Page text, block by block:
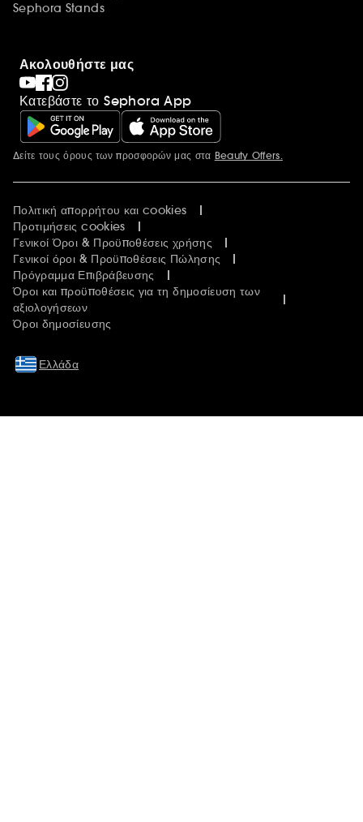
Sephora Stands
Ακολουθήστε μας
Κατεβάστε το Sephora App
Περισσότερες πληροφορίες
Δείτε τους όρους των προσφορών μας στα Beauty Offers.
Πολιτική απορρήτου και cookies
Προτιμήσεις cookies
Γενικοί Όροι & Προϋποθέσεις χρήσης
Γενικοί όροι & Προϋποθέσεις Πώλησης
Πρόγραμμα Επιβράβευσης
Όροι και προϋποθέσεις για τη δημοσίευση των
αξιολογήσεων
Όροι δημοσίευσης
Ελλάδα